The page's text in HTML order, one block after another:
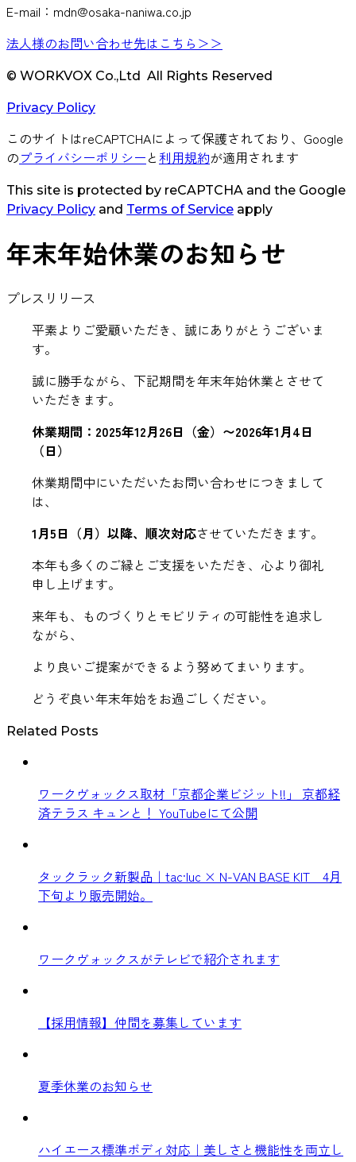
E-mail：mdn@osaka-naniwa.co.jp
法人様のお問い合わせ先はこちら＞＞
© WORKVOX Co.,Ltd All Rights Reserved
Privacy Policy
このサイトはreCAPTCHAによって保護されており、Google
のプライバシーポリシーと利用規約が適用されます
This site is protected by reCAPTCHA and the Google
Privacy Policy and Terms of Service apply
年末年始休業のお知らせ
プレスリリース
平素よりご愛顧いただき、誠にありがとうございま
す。
誠に勝手ながら、下記期間を年末年始休業とさせて
いただきます。
休業期間：2025年12月26日（金）〜2026年1月4日
（日）
休業期間中にいただいたお問い合わせにつきまして
は、
1月5日（月）以降、順次対応させていただきます。
本年も多くのご縁とご支援をいただき、心より御礼
申し上げます。
来年も、ものづくりとモビリティの可能性を追求し
ながら、
より良いご提案ができるよう努めてまいります。
どうぞ良い年末年始をお過ごしください。
Related Posts
ワークヴォックス取材「京都企業ビジット!!」 京都経
済テラス キュンと！ YouTubeにて公開
タックラック新製品｜tac·luc × N-VAN BASE KIT 4月
下旬より販売開始。
ワークヴォックスがテレビで紹介されます
【採用情報】仲間を募集しています
夏季休業のお知らせ
ハイエース標準ボディ対応｜美しさと機能性を両立し